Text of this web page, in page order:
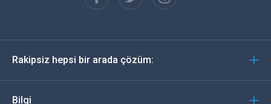
Español
Almanca
Rakipsiz hepsi bir arada çözüm:
Bilgi